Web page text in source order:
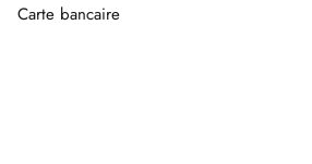
Carte bancaire